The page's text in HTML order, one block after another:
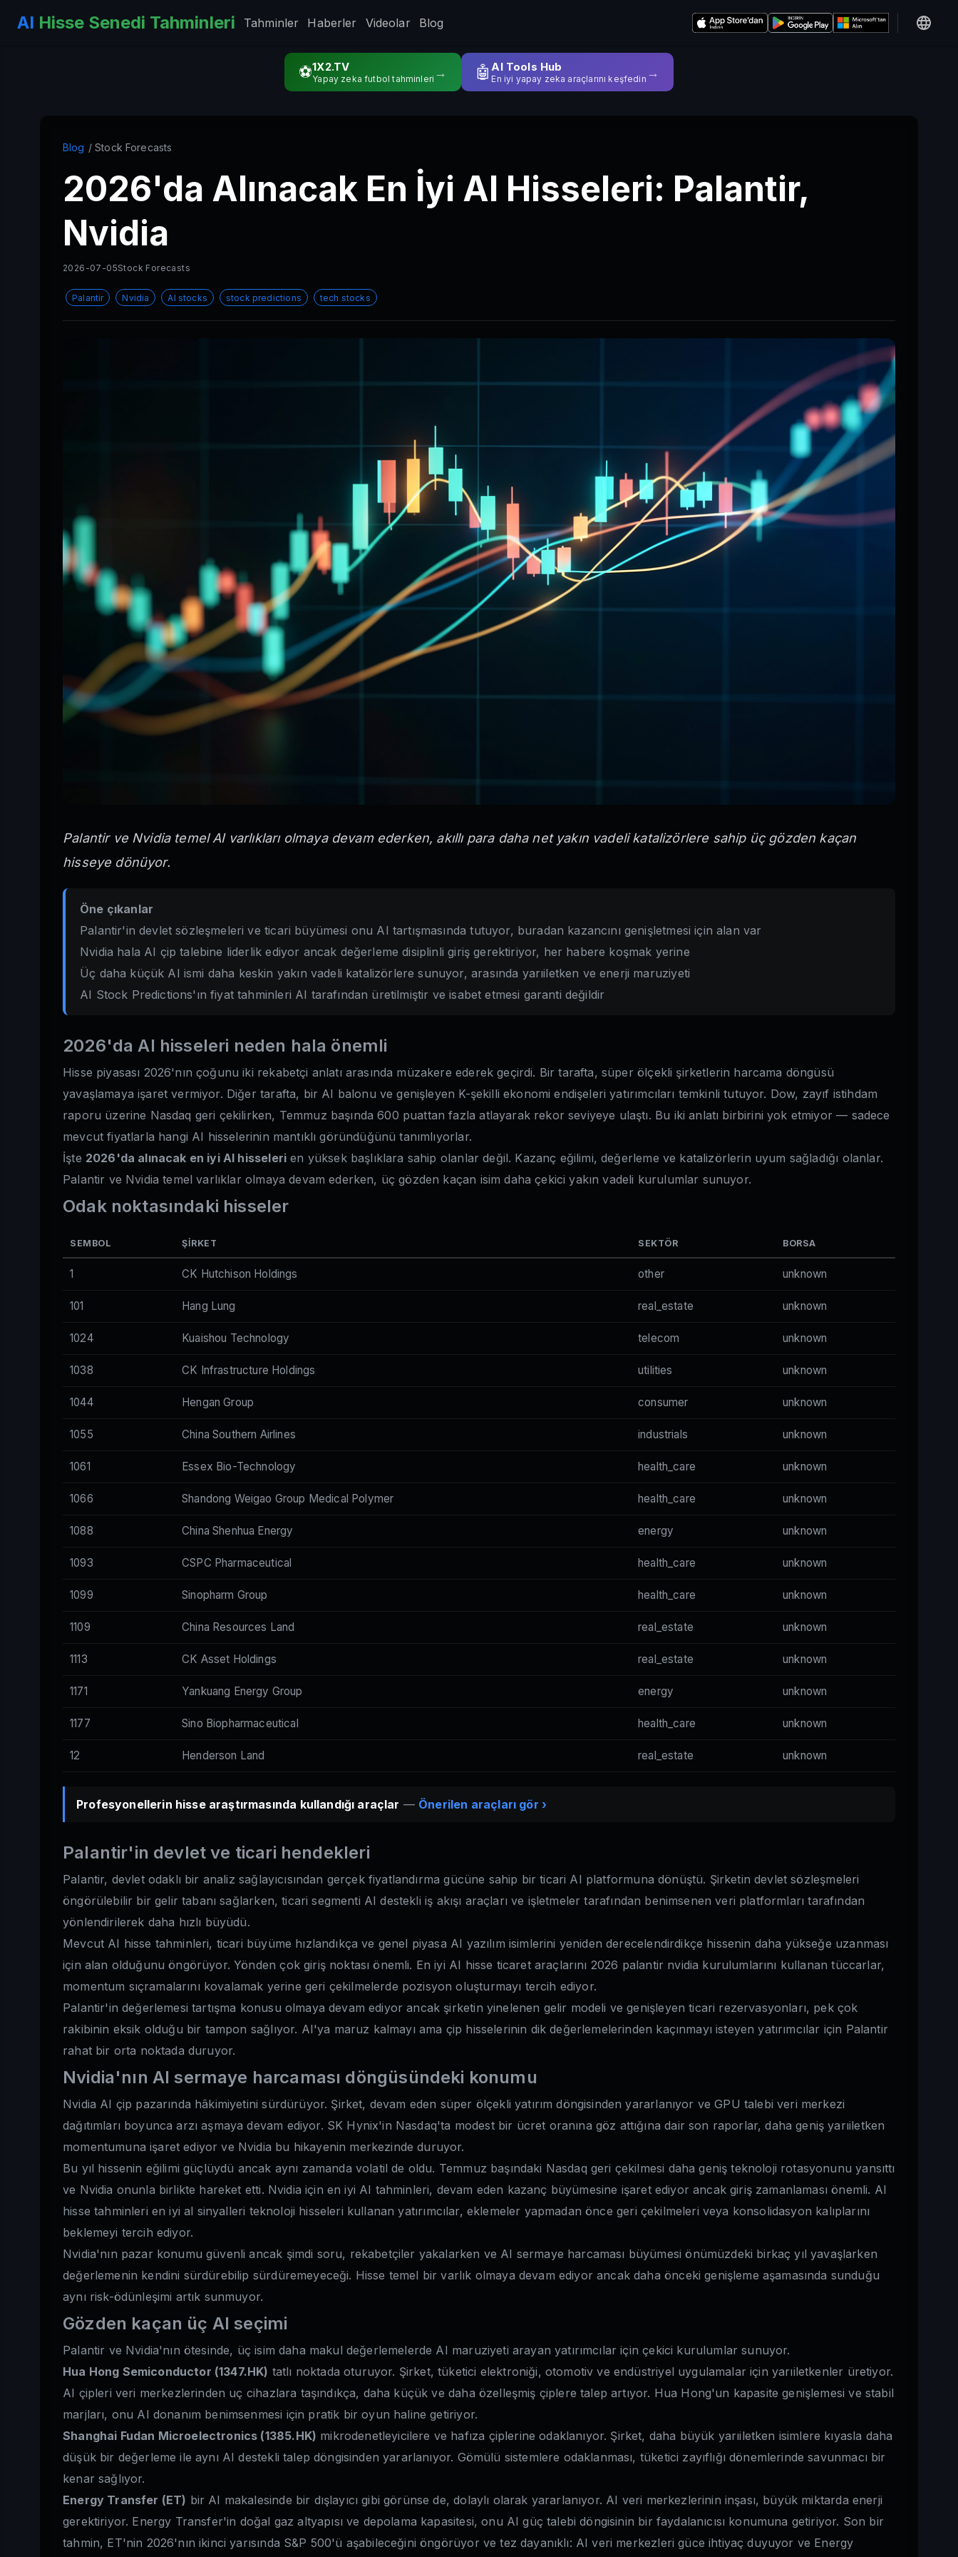
AI Hisse Senedi Tahminleri Tahminler Haberler Videolar Blog
⚽1X2.TV
Yapay zeka futbol tahminleri → 🤖AI Tools Hub
En iyi yapay zeka araçlarını keşfedin →
Blog / Stock Forecasts
2026'da Alınacak En İyi AI Hisseleri: Palantir,
Nvidia
2026-07-05Stock Forecasts
Palantir Nvidia AI stocks stock predictions tech stocks
Palantir ve Nvidia temel AI varlıkları olmaya devam ederken, akıllı para daha net yakın vadeli katalizörlere sahip üç gözden kaçan
hisseye dönüyor.
Öne çıkanlar
Palantir'in devlet sözleşmeleri ve ticari büyümesi onu AI tartışmasında tutuyor, buradan kazancını genişletmesi için alan var
Nvidia hala AI çip talebine liderlik ediyor ancak değerleme disiplinli giriş gerektiriyor, her habere koşmak yerine
Üç daha küçük AI ismi daha keskin yakın vadeli katalizörlere sunuyor, arasında yarıiletken ve enerji maruziyeti
AI Stock Predictions'ın fiyat tahminleri AI tarafından üretilmiştir ve isabet etmesi garanti değildir
2026'da AI hisseleri neden hala önemli
Hisse piyasası 2026'nın çoğunu iki rekabetçi anlatı arasında müzakere ederek geçirdi. Bir tarafta, süper ölçekli şirketlerin harcama döngüsü
yavaşlamaya işaret vermiyor. Diğer tarafta, bir AI balonu ve genişleyen K-şekilli ekonomi endişeleri yatırımcıları temkinli tutuyor. Dow, zayıf istihdam
raporu üzerine Nasdaq geri çekilirken, Temmuz başında 600 puattan fazla atlayarak rekor seviyeye ulaştı. Bu iki anlatı birbirini yok etmiyor — sadece
mevcut fiyatlarla hangi AI hisselerinin mantıklı göründüğünü tanımlıyorlar.
İşte 2026'da alınacak en iyi AI hisseleri en yüksek başlıklara sahip olanlar değil. Kazanç eğilimi, değerleme ve katalizörlerin uyum sağladığı olanlar.
Palantir ve Nvidia temel varlıklar olmaya devam ederken, üç gözden kaçan isim daha çekici yakın vadeli kurulumlar sunuyor.
Odak noktasındaki hisseler
SEMBOL ŞIRKET SEKTÖR BORSA
1 CK Hutchison Holdings other unknown
101 Hang Lung real_estate unknown
1024 Kuaishou Technology telecom unknown
1038 CK Infrastructure Holdings utilities unknown
1044 Hengan Group consumer unknown
1055 China Southern Airlines industrials unknown
1061 Essex Bio-Technology health_care unknown
1066 Shandong Weigao Group Medical Polymer health_care unknown
1088 China Shenhua Energy energy unknown
1093 CSPC Pharmaceutical health_care unknown
1099 Sinopharm Group health_care unknown
1109 China Resources Land real_estate unknown
1113 CK Asset Holdings real_estate unknown
1171 Yankuang Energy Group energy unknown
1177 Sino Biopharmaceutical health_care unknown
12 Henderson Land real_estate unknown
Profesyonellerin hisse araştırmasında kullandığı araçlar — Önerilen araçları gör ›
Palantir'in devlet ve ticari hendekleri
Palantir, devlet odaklı bir analiz sağlayıcısından gerçek fiyatlandırma gücüne sahip bir ticari AI platformuna dönüştü. Şirketin devlet sözleşmeleri
öngörülebilir bir gelir tabanı sağlarken, ticari segmenti AI destekli iş akışı araçları ve işletmeler tarafından benimsenen veri platformları tarafından
yönlendirilerek daha hızlı büyüdü.
Mevcut AI hisse tahminleri, ticari büyüme hızlandıkça ve genel piyasa AI yazılım isimlerini yeniden derecelendirdikçe hissenin daha yükseğe uzanması
için alan olduğunu öngörüyor. Yönden çok giriş noktası önemli. En iyi AI hisse ticaret araçlarını 2026 palantir nvidia kurulumlarını kullanan tüccarlar,
momentum sıçramalarını kovalamak yerine geri çekilmelerde pozisyon oluşturmayı tercih ediyor.
Palantir'in değerlemesi tartışma konusu olmaya devam ediyor ancak şirketin yinelenen gelir modeli ve genişleyen ticari rezervasyonları, pek çok
rakibinin eksik olduğu bir tampon sağlıyor. AI'ya maruz kalmayı ama çip hisselerinin dik değerlemelerinden kaçınmayı isteyen yatırımcılar için Palantir
rahat bir orta noktada duruyor.
Nvidia'nın AI sermaye harcaması döngüsündeki konumu
Nvidia AI çip pazarında hâkimiyetini sürdürüyor. Şirket, devam eden süper ölçekli yatırım döngisinden yararlanıyor ve GPU talebi veri merkezi
dağıtımları boyunca arzı aşmaya devam ediyor. SK Hynix'in Nasdaq'ta modest bir ücret oranına göz attığına dair son raporlar, daha geniş yarıiletken
momentumuna işaret ediyor ve Nvidia bu hikayenin merkezinde duruyor.
Bu yıl hissenin eğilimi güçlüydü ancak aynı zamanda volatil de oldu. Temmuz başındaki Nasdaq geri çekilmesi daha geniş teknoloji rotasyonunu yansıttı
ve Nvidia onunla birlikte hareket etti. Nvidia için en iyi AI tahminleri, devam eden kazanç büyümesine işaret ediyor ancak giriş zamanlaması önemli. AI
hisse tahminleri en iyi al sinyalleri teknoloji hisseleri kullanan yatırımcılar, eklemeler yapmadan önce geri çekilmeleri veya konsolidasyon kalıplarını
beklemeyi tercih ediyor.
Nvidia'nın pazar konumu güvenli ancak şimdi soru, rekabetçiler yakalarken ve AI sermaye harcaması büyümesi önümüzdeki birkaç yıl yavaşlarken
değerlemenin kendini sürdürebilip sürdüremeyeceği. Hisse temel bir varlık olmaya devam ediyor ancak daha önceki genişleme aşamasında sunduğu
aynı risk-ödünleşimi artık sunmuyor.
Gözden kaçan üç AI seçimi
Palantir ve Nvidia'nın ötesinde, üç isim daha makul değerlemelerde AI maruziyeti arayan yatırımcılar için çekici kurulumlar sunuyor.
Hua Hong Semiconductor (1347.HK) tatlı noktada oturuyor. Şirket, tüketici elektroniği, otomotiv ve endüstriyel uygulamalar için yarıiletkenler üretiyor.
AI çipleri veri merkezlerinden uç cihazlara taşındıkça, daha küçük ve daha özelleşmiş çiplere talep artıyor. Hua Hong'un kapasite genişlemesi ve stabil
marjları, onu AI donanım benimsenmesi için pratik bir oyun haline getiriyor.
Shanghai Fudan Microelectronics (1385.HK) mikrodenetleyicilere ve hafıza çiplerine odaklanıyor. Şirket, daha büyük yarıiletken isimlere kıyasla daha
düşük bir değerleme ile aynı AI destekli talep döngisinden yararlanıyor. Gömülü sistemlere odaklanması, tüketici zayıflığı dönemlerinde savunmacı bir
kenar sağlıyor.
Energy Transfer (ET) bir AI makalesinde bir dışlayıcı gibi görünse de, dolaylı olarak yararlanıyor. AI veri merkezlerinin inşası, büyük miktarda enerji
gerektiriyor. Energy Transfer'in doğal gaz altyapısı ve depolama kapasitesi, onu AI güç talebi döngisinin bir faydalanıcısı konumuna getiriyor. Son bir
tahmin, ET'nin 2026'nın ikinci yarısında S&P 500'ü aşabileceğini öngörüyor ve tez dayanıklı: AI veri merkezleri güce ihtiyaç duyuyor ve Energy